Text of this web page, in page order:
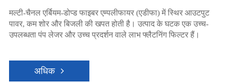
मल्टी-चैनल एर्बियम-डोप्ड फाइबर एम्पलीफायर (एडीफा) में स्थिर आउटपुट
पावर, कम शोर और बिजली की खपत होती है। उत्पाद के घटक एक उच्च-
उपलब्धता पंप लेजर और उच्च प्रदर्शन वाले लाभ फ्लैटनिंग फिल्टर हैं।
अधिक